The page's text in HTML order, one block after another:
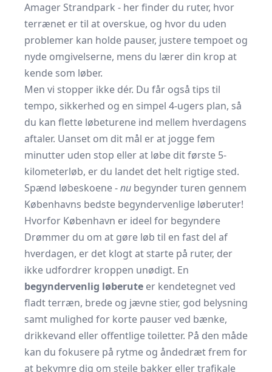
Amager Strandpark - her finder du ruter, hvor
terrænet er til at overskue, og hvor du uden
problemer kan holde pauser, justere tempoet og
nyde omgivelserne, mens du lærer din krop at
kende som løber.
Men vi stopper ikke dér. Du får også tips til
tempo, sikkerhed og en simpel 4-ugers plan, så
du kan flette løbeturene ind mellem hverdagens
aftaler. Uanset om dit mål er at jogge fem
minutter uden stop eller at løbe dit første 5-
kilometerløb, er du landet det helt rigtige sted.
Spænd løbeskoene -nu begynder turen gennem
Københavns bedste begynder­venlige løberuter!
Hvorfor København er ideel for begyndere
Drømmer du om at gøre løb til en fast del af
hverdagen, er det klogt at starte på ruter, der
ikke udfordrer kroppen unødigt. En
begyndervenlig løberute er kendetegnet ved
fladt terræn, brede og jævne stier, god belysning
samt mulighed for korte pauser ved bænke,
drikkevand eller offentlige toiletter. På den måde
kan du fokusere på rytme og åndedræt frem for
at bekymre dig om stejle bakker eller trafikale